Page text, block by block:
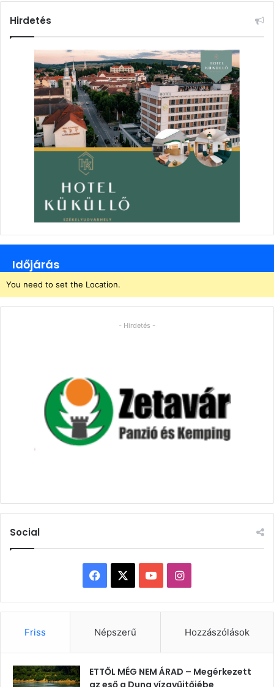
Hirdetés
Időjárás
You need to set the Location.
- Hirdetés -
Social
Facebook YouTubeInstagram
Friss Népszerű Hozzászólások
ETTŐL MÉG NEM ÁRAD – Megérkezett
az eső a Duna vízgyűjtőjébe